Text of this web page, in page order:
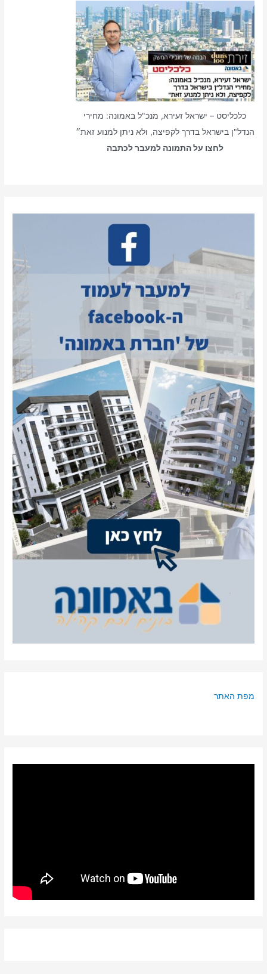
כלכליסט – ישראל זעירא, מנכ"ל באמונה: מחירי
הנדל"ן בישראל בדרך לקפיצה, ולא ניתן למנוע זאת״
לחצו על התמונה למעבר לכתבה
מפת האתר